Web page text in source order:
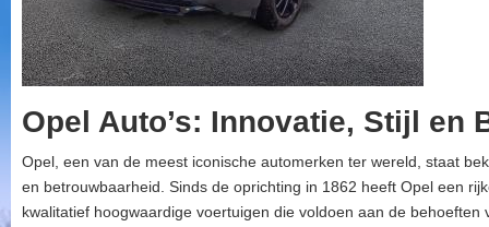
Opel Auto’s: Innovatie, Stijl en
Opel, een van de meest iconische automerken ter wereld, staat
en betrouwbaarheid. Sinds de oprichting in 1862 heeft Opel een
kwalitatief hoogwaardige voertuigen die voldoen aan de behoeften